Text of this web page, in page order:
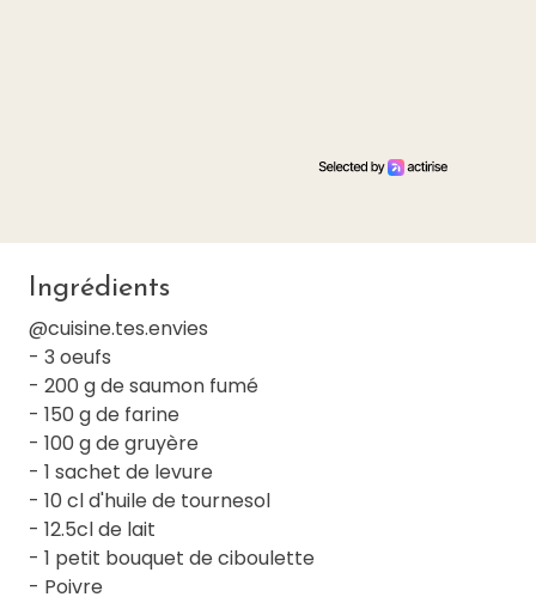
Ingrédients
@cuisine.tes.envies
- 3 oeufs
- 200 g de saumon fumé
- 150 g de farine
- 100 g de gruyère
- 1 sachet de levure
- 10 cl d'huile de tournesol
- 12.5cl de lait
- 1 petit bouquet de ciboulette
- Poivre